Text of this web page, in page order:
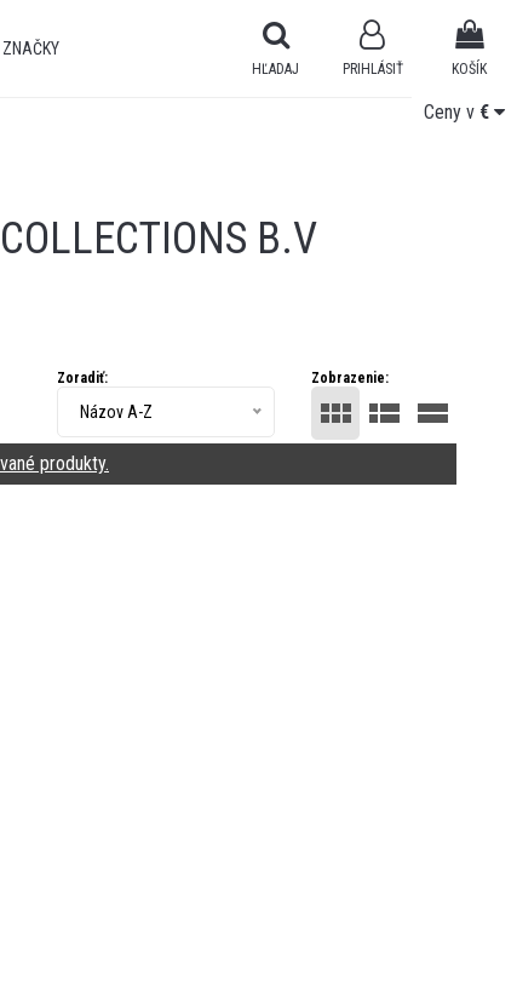
Ceny v €
Ceny v €
ZNAČKY
KOŠÍK
PRIHLÁSIŤ
HĽADAJ
B.V
Zobrazenie:
Zoradiť:
Názov A-Z
produkty.